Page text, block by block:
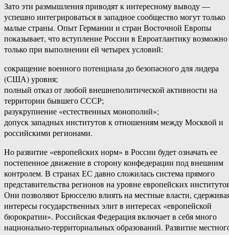
Зато эти размышления приводят к интересному выводу —
успешно интегрироваться в западное сообщество могут только
малые страны. Опыт Германии и стран Восточной Европы
показывает, что вступление России в Евроатлантику возможно
только при выполнении ей четырех условий:
сокращение военного потенциала до безопасного для лидера
(США) уровня;
полный отказ от любой внешнеполитической активности на
территории бывшего СССР;
разукрупнение «естественных монополий»;
допуск западных институтов к отношениям между Москвой и
российскими регионами.
Но развитие «европейских норм» в России будет означать ее
постепенное движение в сторону конфедерации под внешним
контролем. В странах ЕС давно сложилась система прямого
представительства регионов на уровне европейских
Они позволяют Брюсселю влиять на местные власти,
интересы государственных элит в интересах «европейской
бюрократии». Российская Федерация включает в себя много
национально-территориальных образований. Развитие